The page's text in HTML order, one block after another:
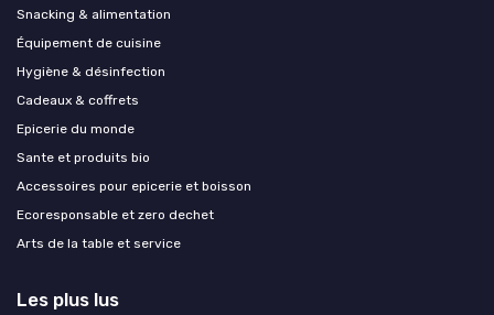
Snacking & alimentation
Équipement de cuisine
Hygiène & désinfection
Cadeaux & coffrets
Epicerie du monde
Sante et produits bio
Accessoires pour epicerie et boisson
Ecoresponsable et zero dechet
Arts de la table et service
Les plus lus